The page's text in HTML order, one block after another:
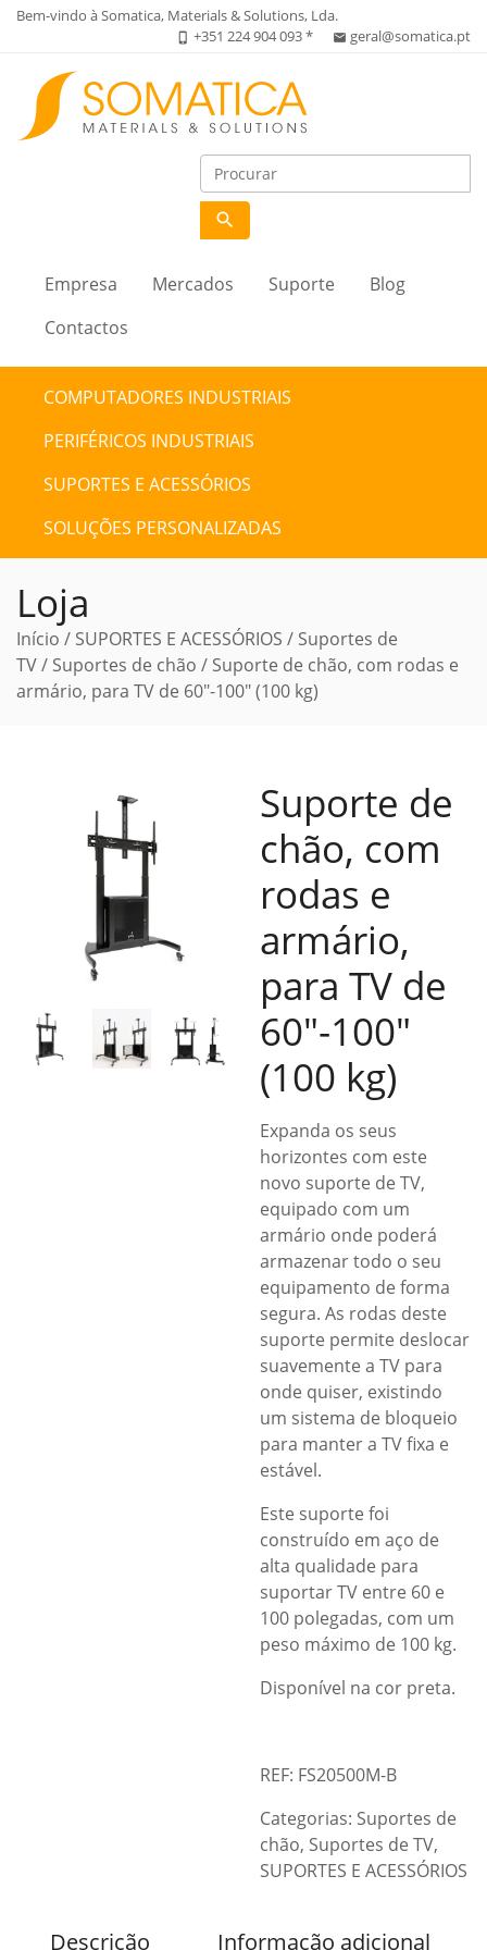
Bem-vindo à Somatica, Materials & Solutions, Lda.
phone_iphone +351 224 904 093 * email geral@somatica.pt
search
Empresa Mercados Suporte
Blog
Contactos
COMPUTADORES INDUSTRIAIS
PERIFÉRICOS INDUSTRIAIS
SUPORTES E ACESSÓRIOS
SOLUÇÕES PERSONALIZADAS
Loja
Início / SUPORTES E ACESSÓRIOS / Suportes de
TV/ Suportes de chão / Suporte de chão, com rodas e
armário, para TV de 60″-100″ (100 kg)
Suporte de
chão, com
rodas e
armário,
para TV de
60″-100″
(100 kg)
Expanda os seus
horizontes com este
novo suporte de TV,
equipado com um
armário onde poderá
armazenar todo o seu
equipamento de forma
segura. As rodas deste
suporte permite deslocar
suavemente a TV para
onde quiser, existindo
um sistema de bloqueio
para manter a TV fixa e
estável.
Este suporte foi
construído em aço de
alta qualidade para
suportar TV entre 60 e
100 polegadas, com um
peso máximo de 100 kg.
Disponível na cor preta.
REF: FS20500M-B
Categorias: Suportes de
chão, Suportes de TV,
SUPORTES E ACESSÓRIOS
Descrição Informação adicional